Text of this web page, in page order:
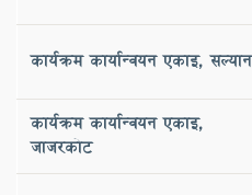
कार्यक्रम कार्यान्वयन एकाइ, ‌सल्यान
कार्यक्रम कार्यान्वयन एकाइ,
‌जाजरकोट